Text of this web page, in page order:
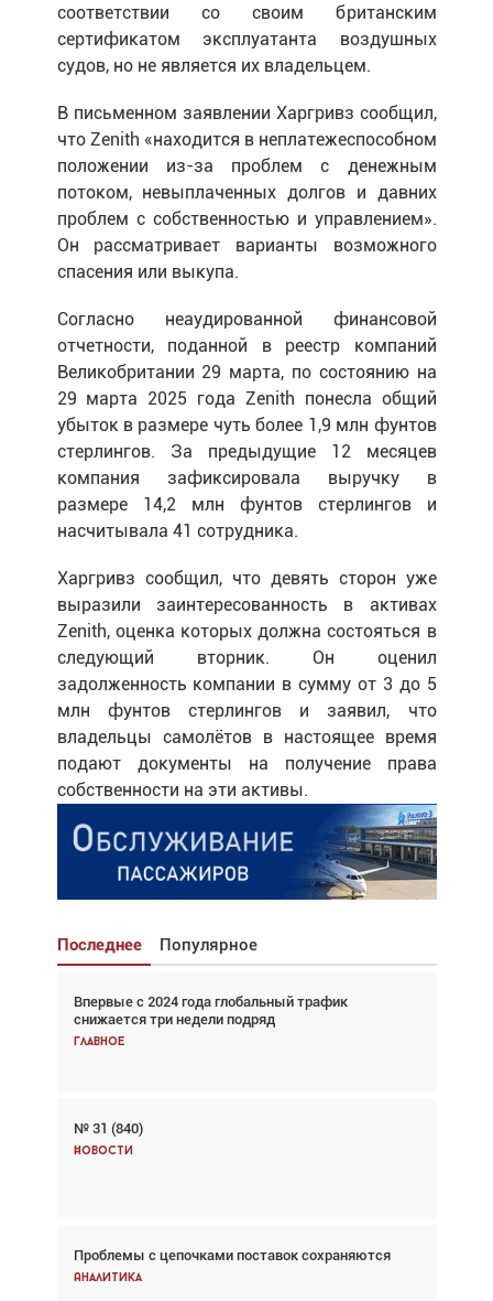
соответствии со своим британским
сертификатом эксплуатанта воздушных
судов, но не является их владельцем.
В письменном заявлении Харгривз сообщил,
что Zenith «находится в неплатежеспособном
положении из-за проблем с денежным
потоком, невыплаченных долгов и давних
проблем с собственностью и управлением».
Он рассматривает варианты возможного
спасения или выкупа.
Согласно неаудированной финансовой
отчетности, поданной в реестр компаний
Великобритании 29 марта, по состоянию на
29 марта 2025 года Zenith понесла общий
убыток в размере чуть более 1,9 млн фунтов
стерлингов. За предыдущие 12 месяцев
компания зафиксировала выручку в
размере 14,2 млн фунтов стерлингов и
насчитывала 41 сотрудника.
Харгривз сообщил, что девять сторон уже
выразили заинтересованность в активах
Zenith, оценка которых должна состояться в
следующий вторник. Он оценил
задолженность компании в сумму от 3 до 5
млн фунтов стерлингов и заявил, что
владельцы самолётов в настоящее время
подают документы на получение права
собственности на эти активы.
Последнее Популярное
Впервые с 2024 года глобальный трафик
снижается три недели подряд
Главное
№ 31 (840)
Новости
Проблемы с цепочками поставок сохраняются
Аналитика
Взгляд с высоты: тандем вертолётов и БПЛА в
спасательных операциях
Главное
Авиационный фотограф Дэйв Кох: «Фотография
говорит сама за себя... а ИИ всё портит»
Впервые с 2024 года глобальный трафик
снижается три недели подряд